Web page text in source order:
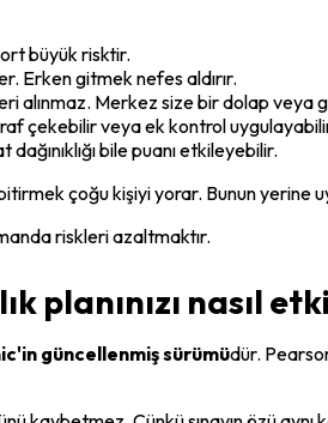
büyük risktir.
Erken gitmek nefes aldırır.
alınmaz. Merkez size bir dolap veya
çekebilir veya ek kontrol
bile puanı etkileyebilir.
çoğu kişiyi yorar. Bunun
riskleri azaltmaktır.
planınızı nasıl
güncellenmiş sürümüdür.